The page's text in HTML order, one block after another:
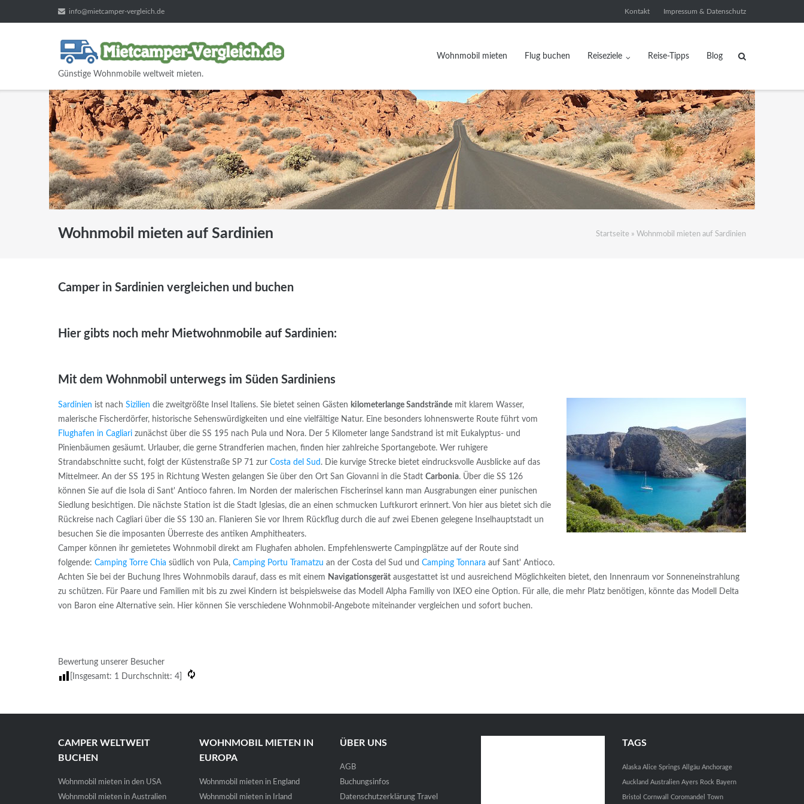
zum
info@mietcamper-vergleich.de Kontakt Impressum & Datenschutz
Günstige Wohnmobile weltweit mieten.
Wohnmobil mieten Flug buchen Reiseziele Reise-Tipps Blog
Wohnmobil mieten auf Sardinien Startseite » Wohnmobil mieten auf Sardinien
Camper in Sardinien vergleichen und buchen
Hier gibts noch mehr Mietwohnmobile auf Sardinien:
Mit dem Wohnmobil unterwegs im Süden Sardiniens
Sardinien ist nach Sizilien die zweitgrößte Insel Italiens. Sie bietet seinen Gästen kilometerlange Sandsträndemit klarem Wasser,
malerische Fischerdörfer, historische Sehenswürdigkeiten und eine vielfältige Natur. Eine besonders lohnenswerte Route führt vom
Flughafen in Cagliarizunächst über die SS 195 nach Pula und Nora. Der 5 Kilometer lange Sandstrand ist mit Eukalyptus- und
Pinienbäumen gesäumt. Urlauber, die gerne Strandferien machen, finden hier zahlreiche Sportangebote. Wer ruhigere
Strandabschnitte sucht, folgt der Küstenstraße SP 71 zur Costa del Sud . Die kurvige Strecke bietet eindrucksvolle Ausblicke auf das
Mittelmeer. An der SS 195 in Richtung Westen gelangen Sie über den Ort San Giovanni in die Stadt Carbonia. Über die SS 126
können Sie auf die Isola di Sant' Antioco fahren. Im Norden der malerischen Fischerinsel kann man Ausgrabungen einer punischen
Siedlung besichtigen. Die nächste Station ist die Stadt Iglesias, die an einen schmucken Luftkurort erinnert. Von hier aus bietet sich die
Rückreise nach Cagliari über die SS 130 an. Flanieren Sie vor Ihrem Rückflug durch die auf zwei Ebenen gelegene Inselhauptstadt un
besuchen Sie die imposanten Überreste des antiken Amphitheaters.
Camper können ihr gemietetes Wohnmobil direkt am Flughafen abholen. Empfehlenswerte Campingplätze auf der Route sind
folgende: Camping Torre Chia südlich von Pula, Camping Portu Tramatzu an der Costa del Sud und Camping Tonnara auf Sant' Antioco.
Achten Sie bei der Buchung Ihres Wohnmobils darauf, dass es mit einem Navigationsgerätausgestattet ist und ausreichend Möglichkeiten bietet, den Innenraum vor Sonneneinstrahlung
zu schützen. Für Paare und Familien mit bis zu zwei Kindern ist beispielsweise das Modell Alpha Familiy von IXEO eine Option. Für alle, die mehr Platz benötigen, könnte das Modell Delta
von Baron eine Alternative sein. Hier können Sie verschiedene Wohnmobil-Angebote miteinander vergleichen und sofort buchen.
Bewertung unserer Besucher
[Insgesamt: 1 Durchschnitt: 4]
CAMPER WELTWEIT
BUCHEN
Wohnmobil mieten in den USA
Wohnmobil mieten in Australien
WOHNMOBIL MIETEN IN
EUROPA
Wohnmobil mieten in England
Wohnmobil mieten in Irland
ÜBER UNS
AGB
Buchungsinfos
Datenschutzerklärung Travel
TAGS
Alaska Alice Springs Allgäu Anchorage
Auckland Australien Ayers Rock Bayern
Bristol Cornwall Coromandel Town